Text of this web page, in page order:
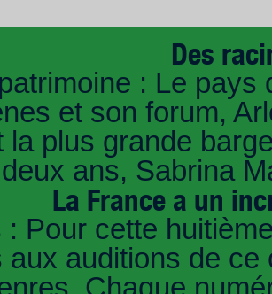
Des
: Le pays
et son forum,
la plus grande
deux ans, Sabrina
La France a un
: Pour cette
aux auditions de